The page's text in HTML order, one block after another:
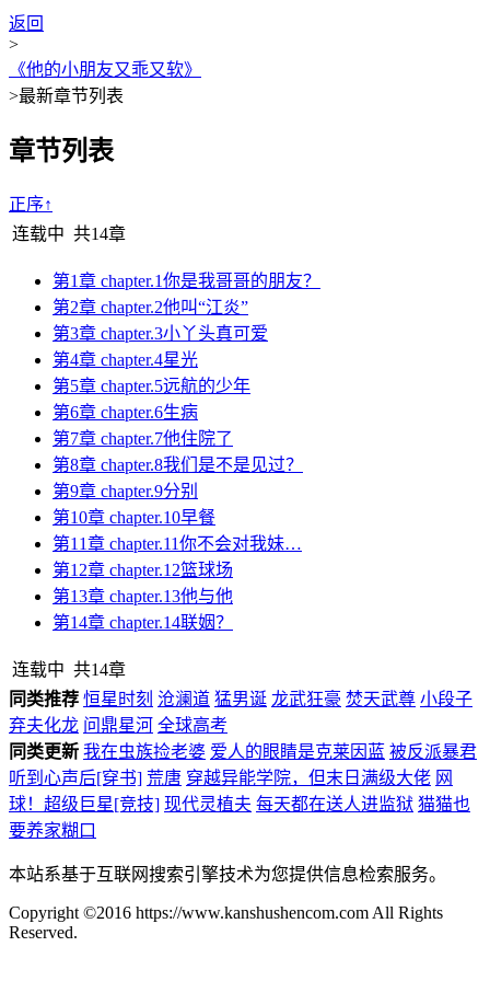
返回
>
《他的小朋友又乖又软》
>最新章节列表
章节列表
正序↑
连载中 共14章
第1章 chapter.1你是我哥哥的朋友？
第2章 chapter.2他叫“江炎”
第3章 chapter.3小丫头真可爱
第4章 chapter.4星光
第5章 chapter.5远航的少年
第6章 chapter.6生病
第7章 chapter.7他住院了
第8章 chapter.8我们是不是见过？
第9章 chapter.9分别
第10章 chapter.10早餐
第11章 chapter.11你不会对我妹…
第12章 chapter.12篮球场
第13章 chapter.13他与他
第14章 chapter.14联姻？
连载中 共14章
同类推荐 恒星时刻 沧澜道 猛男诞 龙武狂豪 焚天武尊 小段子
弃夫化龙 问鼎星河 全球高考
同类更新 我在虫族捡老婆 爱人的眼睛是克莱因蓝 被反派暴君
听到心声后[穿书] 荒唐 穿越异能学院，但末日满级大佬 网
球！超级巨星[竞技] 现代灵植夫 每天都在送人进监狱 猫猫也
要养家糊口
本站系基于互联网搜索引擎技术为您提供信息检索服务。
Copyright ©2016 https://www.kanshushencom.com All Rights
Reserved.